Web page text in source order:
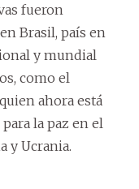
fueron
Brasil, país en
y mundial
como el
ahora está
la paz en el
y Ucrania.